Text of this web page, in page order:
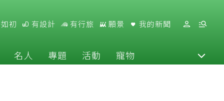
初 有設計 有行旅 願景 我的新聞
名人 專題 活動 寵物